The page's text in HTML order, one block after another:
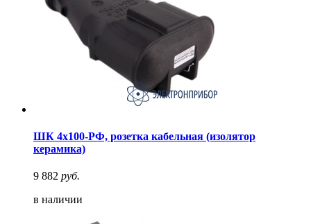
ШК 4х100-РФ, розетка кабельная (изолятор
керамика)
9 882 руб.
в наличии